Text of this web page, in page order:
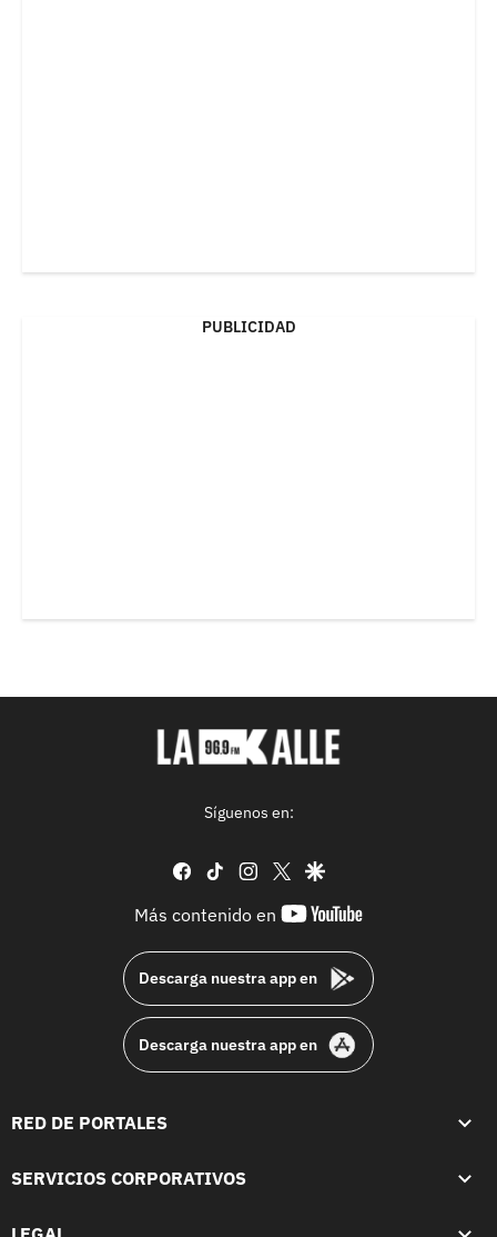
PUBLICIDAD
Síguenos en:
facebook
tiktok instagram
twittergoogle
Más contenido en
youtube-
Descarga nuestra app en
Descarga nuestra app en
RED DE PORTALES
SERVICIOS CORPORATIVOS